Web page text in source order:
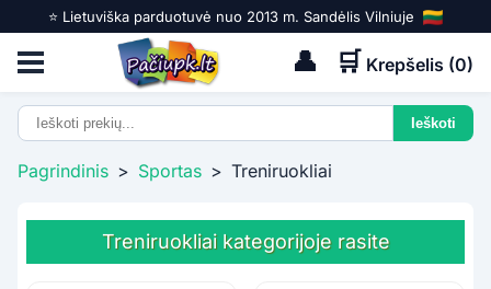
⭐️ Lietuviška parduotuvė nuo 2013 m. Sandėlis Vilniuje
👤 🛒 Krepšelis (0)
Pagrindinis > Sportas > Treniruokliai
Treniruokliai kategorijoje rasite